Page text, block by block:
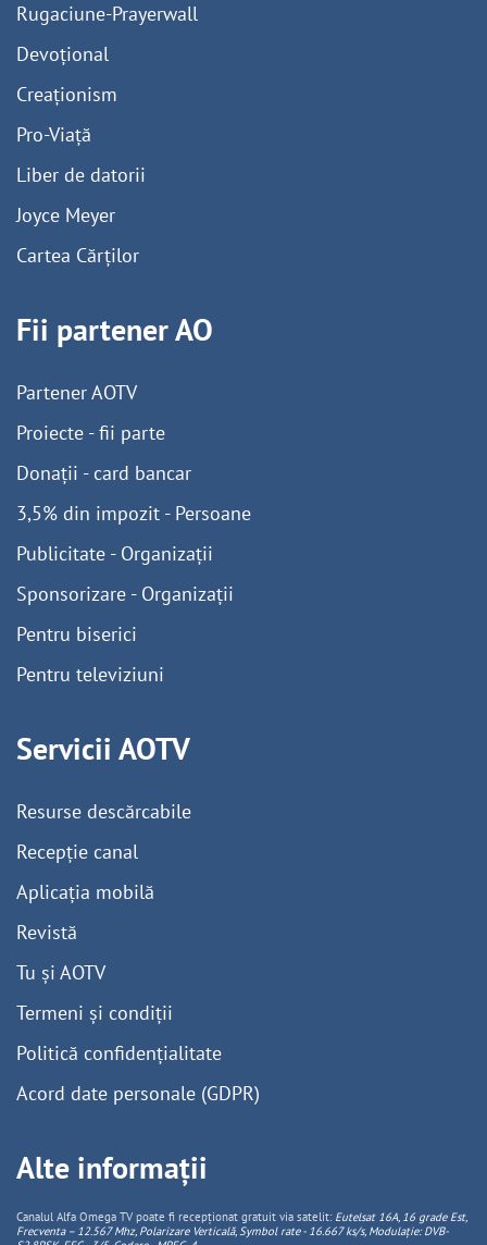
Rugaciune-Prayerwall
Devoțional
Creaționism
Pro-Viață
Liber de datorii
Joyce Meyer
Cartea Cărților
Fii partener AO
Partener AOTV
Proiecte - fii parte
Donații - card bancar
3,5% din impozit - Persoane
Publicitate - Organizații
Sponsorizare - Organizații
Pentru biserici
Pentru televiziuni
Servicii AOTV
Resurse descărcabile
Recepție canal
Aplicația mobilă
Revistă
Tu și AOTV
Termeni și condiții
Politică confidențialitate
Acord date personale (GDPR)
Alte informații
Canalul Alfa Omega TV poate fi recepționat gratuit via satelit: Eutelsat 16A, 16 grade Est,
Frecventa – 12.567 Mhz, PolarizareVerticală, Symbol rate - 16.667 ks/s, Modulație: DVB-